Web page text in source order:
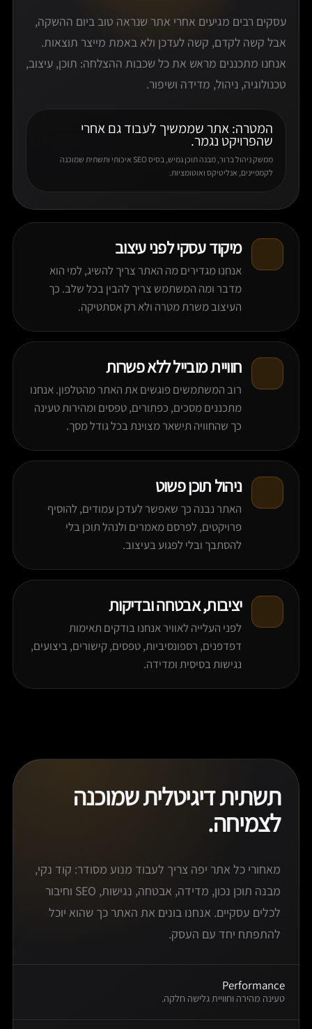
עסקים רבים מגיעים אחרי אתר שנראה טוב ביום ההשקה,
אבל קשה לקדם, קשה לעדכן ולא באמת מייצר תוצאות.
אנחנו מתכננים מראש את כל שכבות ההצלחה: תוכן, עיצוב,
טכנולוגיה, ניהול, מדידה ושיפור.
המטרה: אתר שממשיך לעבוד גם אחרי
שהפרויקט נגמר.
ממשק ניהול ברור, מבנה תוכן גמיש, בסיס SEO איכותי ותשתית שמוכנה
לקמפיינים, אנליטיקס ואוטומציות.
מיקוד עסקי לפני עיצוב
אנחנו מגדירים מה האתר צריך להשיג, למי הוא
מדבר ומה המשתמש צריך להבין בכל שלב. כך
העיצוב משרת מטרה ולא רק אסתטיקה.
חוויית מובייל ללא פשרות
רוב המשתמשים פוגשים את האתר מהטלפון. אנחנו
מתכננים מסכים, כפתורים, טפסים ומהירות טעינה
כך שהחוויה תישאר מצוינת בכל גודל מסך.
ניהול תוכן פשוט
האתר נבנה כך שאפשר לעדכן עמודים, להוסיף
פרויקטים, לפרסם מאמרים ולנהל תוכן בלי
להסתבך ובלי לפגוע בעיצוב.
יציבות, אבטחה ובדיקות
לפני העלייה לאוויר אנחנו בודקים תאימות
דפדפנים, רספונסיביות, טפסים, קישורים, ביצועים,
נגישות בסיסית ומדידה.
תשתית דיגיטלית שמוכנה
לצמיחה.
מאחורי כל אתר יפה צריך לעבוד מנוע מסודר: קוד נקי,
מבנה תוכן נכון, מדידה, אבטחה, נגישות, SEO וחיבור
לכלים עסקיים. אנחנו בונים את האתר כך שהוא יוכל
להתפתח יחד עם העסק.
Performance
טעינה מהירה וחוויית גלישה חלקה.